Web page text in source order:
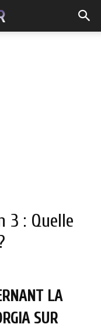
3 : Quelle
LA
SUR